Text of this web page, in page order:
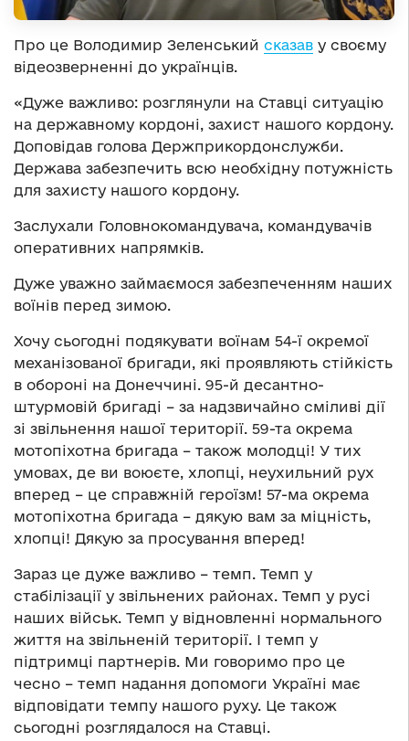
Про це Володимир Зеленський сказав у своєму
відеозверненні до українців.
«Дуже важливо: розглянули на Ставці ситуацію
на державному кордоні, захист нашого кордону.
Доповідав голова Держприкордонслужби.
Держава забезпечить всю необхідну потужність
для захисту нашого кордону.
Заслухали Головнокомандувача, командувачів
оперативних напрямків.
Дуже уважно займаємося забезпеченням наших
воїнів перед зимою.
Хочу сьогодні подякувати воїнам 54-ї окремої
механізованої бригади, які проявляють стійкість
в обороні на Донеччині. 95-й десантно-
штурмовій бригаді – за надзвичайно сміливі дії
зі звільнення нашої території. 59-та окрема
мотопіхотна бригада – також молодці! У тих
умовах, де ви воюєте, хлопці, неухильний рух
вперед – це справжній героїзм! 57-ма окрема
мотопіхотна бригада – дякую вам за міцність,
хлопці! Дякую за просування вперед!
Зараз це дуже важливо – темп. Темп у
стабілізації у звільнених районах. Темп у русі
наших військ. Темп у відновленні нормального
життя на звільненій території. І темп у
підтримці партнерів. Ми говоримо про це
чесно – темп надання допомоги Україні має
відповідати темпу нашого руху. Це також
сьогодні розглядалося на Ставці.